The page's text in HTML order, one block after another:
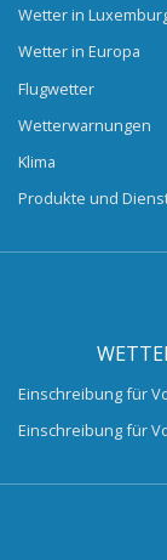
Wetter in
Wetter in Europa
Flugwetter
Wetterwarnungen
Klima
Produkte und
Einschreibung für
Einschreibung für